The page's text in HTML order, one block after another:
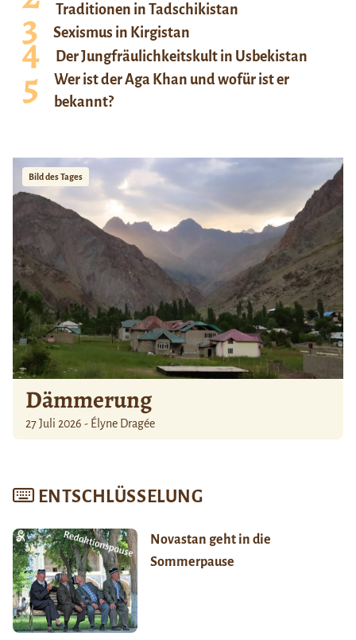
Traditionen in Tadschikistan
Sexismus in Kirgistan
Der Jungfräulichkeitskult in Usbekistan
Wer ist der Aga Khan und wofür ist er
bekannt?
Bild des Tages
Dämmerung
27 Juli 2026 - Élyne Dragée
ENTSCHLÜSSELUNG
Novastan geht in die
Sommerpause